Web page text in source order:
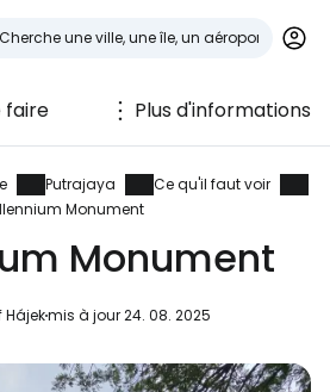
faire Plus d'informations
Putrajaya
Ce qu'il faut voir
Monument
Monument
Hájekmis à jour 24. 08. 2025
à
mondiale des voyageurs
avec Google